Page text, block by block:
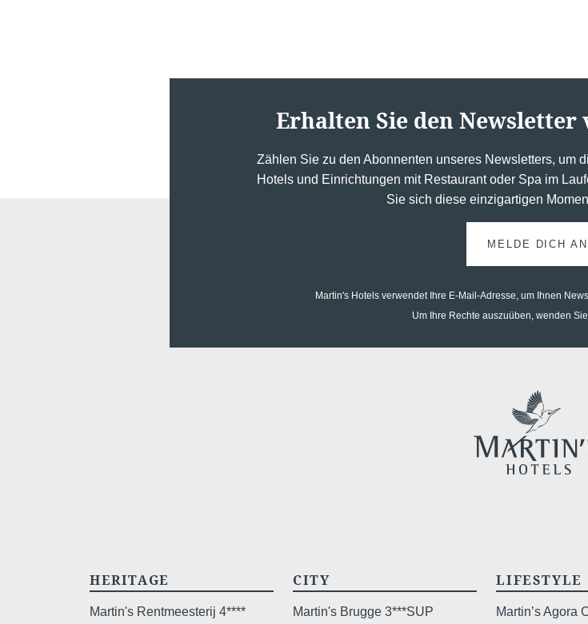
Erhalten Sie den
Zählen Sie zu den Abonnenten unseres Newsletters, um
Hotels und Einrichtungen mit Restaurant oder Spa im
Sie sich diese einzigartigen
MELDE DICH AN
Martin's Hotels verwendet Ihre E-Mail-Adresse, um Ihnen
Um Ihre Rechte auszuüben, wenden
HERITAGE
Martin's Rentmeesterij 4****
CITY
Martin's Brugge 3***SUP
LIFESTYLE
Martin’s Agora